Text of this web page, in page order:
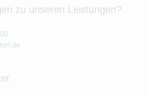
zu unseren Leistungen?